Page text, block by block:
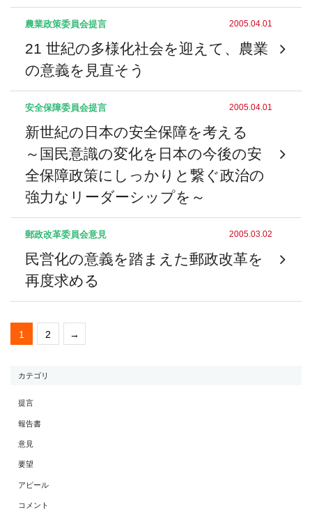
農業政策委員会提言 2005.04.01
21 世紀の多様化社会を迎えて、農業
の意義を見直そう
安全保障委員会提言 2005.04.01
新世紀の日本の安全保障を考える
～国民意識の変化を日本の今後の安
全保障政策にしっかりと繋ぐ政治の
強力なリーダーシップを～
郵政改革委員会意見 2005.03.02
民営化の意義を踏まえた郵政改革を
再度求める
1 2 →
カテゴリ
提言
報告書
意見
要望
アピール
コメント